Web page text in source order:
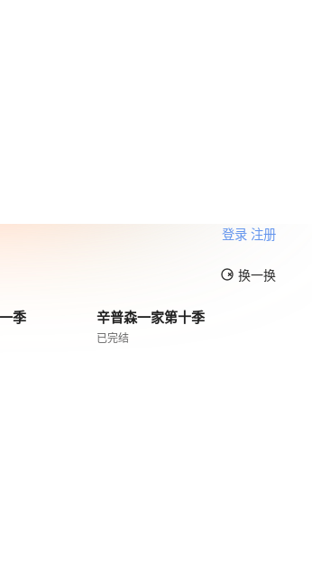
登录 注册
换一换
季 辛普森一家第十季
已完结